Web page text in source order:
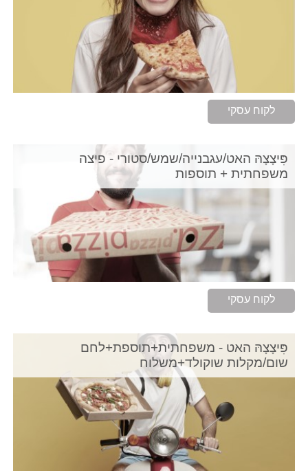
לקוח עסקי
פִּיצָצָהּ האט/עגבנייה/שמש/סטורי - פיצה
משפחתית + תוספות
לקוח עסקי
פִּיצָצָהּ האט - משפחתית+תוספת+לחם
שום/מקלות שוקולד+משלוח